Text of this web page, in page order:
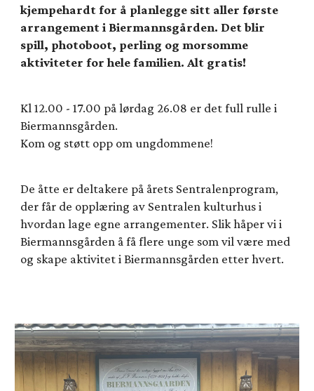
kjempehardt for å planlegge sitt aller første
arrangement i Biermannsgården. Det blir
spill, photoboot, perling og morsomme
aktiviteter for hele familien. Alt gratis!
Kl 12.00 - 17.00 på lørdag 26.08 er det full rulle i
Biermannsgården.
Kom og støtt opp om ungdommene!
De åtte er deltakere på årets Sentralenprogram,
der får de opplæring av Sentralen kulturhus i
hvordan lage egne arrangementer. Slik håper vi i
Biermannsgården å få flere unge som vil være med
og skape aktivitet i Biermannsgården etter hvert.